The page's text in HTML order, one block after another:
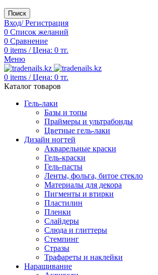
Поиск
Вход/ Регистрация
0 Список желаний
0 Сравнение
0 items / Цена: 0 тг.
Меню
0 items / Цена: 0 тг.
Каталог товаров
Гель-лаки
Базы и топы
Праймеры и ультрабонды
Цветные гель-лаки
Дизайн ногтей
Акварельные краски
Гель-краски
Гель-пасты
Ленты, фольга, битое стекло
Материалы для декора
Пигменты и втирки
Пластилин
Пленки
Слайдеры
Слюда и глиттеры
Стемпинг
Стразы
Трафареты и наклейки
Наращивание